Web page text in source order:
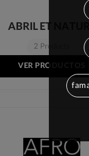
ABRIL ET
2 Products
VER PRODUCTOS